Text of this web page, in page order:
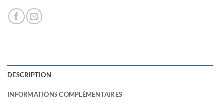
DESCRIPTION
INFORMATIONS COMPLÉMENTAIRES